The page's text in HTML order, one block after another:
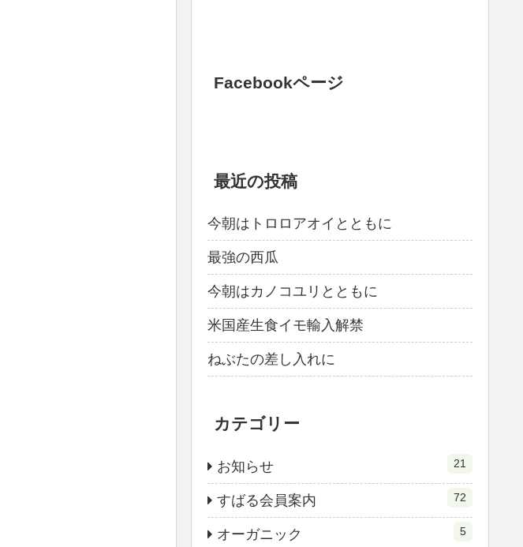
Facebookページ
最近の投稿
今朝はトロロアオイとともに
最強の西瓜
今朝はカノコユリとともに
米国産生食イモ輸入解禁
ねぶたの差し入れに
カテゴリー
お知らせ 21
すばる会員案内 72
オーガニック 5